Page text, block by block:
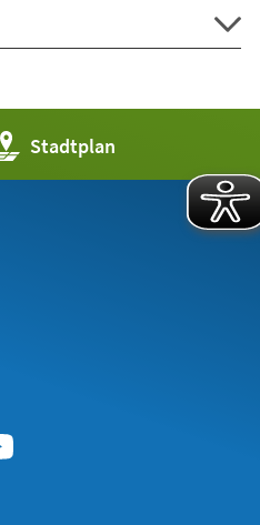
Stadtplan
(Öffnet